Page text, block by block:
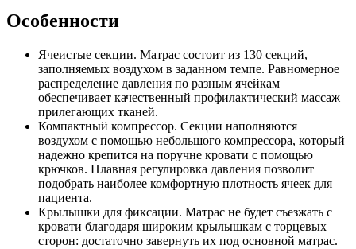
Особенности
Ячеистые секции. Матрас состоит из 130 секций,
заполняемых воздухом в заданном темпе. Равномерное
распределение давления по разным ячейкам
обеспечивает качественный профилактический массаж
прилегающих тканей.
Компактный компрессор. Секции наполняются
воздухом с помощью небольшого компрессора, который
надежно крепится на поручне кровати с помощью
крючков. Плавная регулировка давления позволит
подобрать наиболее комфортную плотность ячеек для
пациента.
Крылышки для фиксации. Матрас не будет съезжать с
кровати благодаря широким крылышкам с торцевых
сторон: достаточно завернуть их под основной матрас.